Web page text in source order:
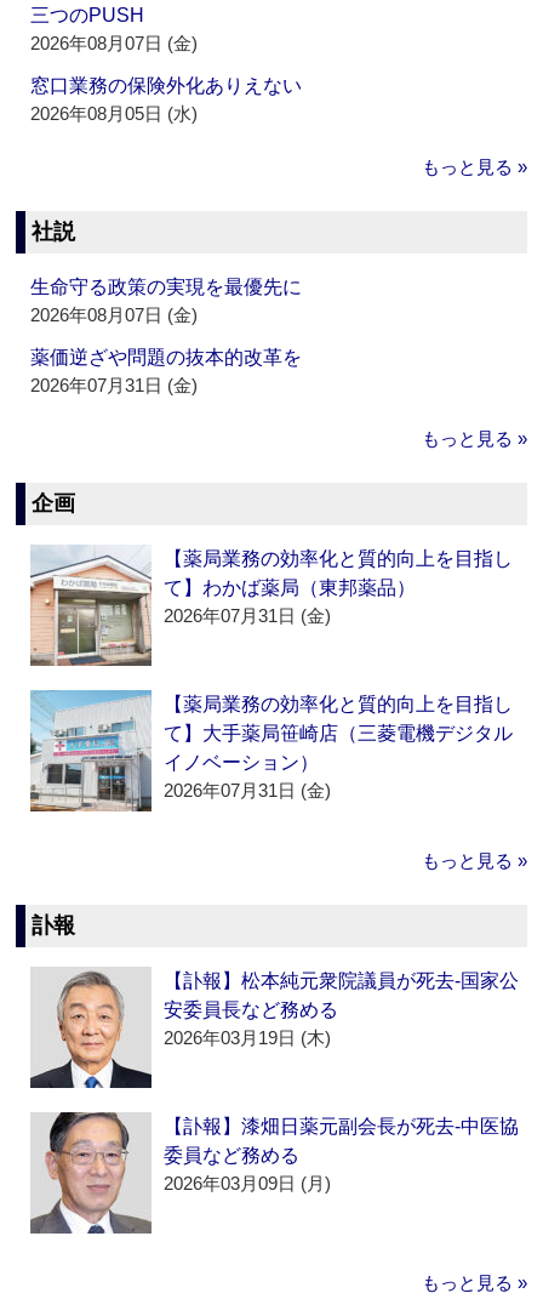
三つのPUSH
2026年08月07日 (金)
窓口業務の保険外化ありえない
2026年08月05日 (水)
もっと見る »
社説
生命守る政策の実現を最優先に
2026年08月07日 (金)
薬価逆ざや問題の抜本的改革を
2026年07月31日 (金)
もっと見る »
企画
【薬局業務の効率化と質的向上を目指し
て】わかば薬局（東邦薬品）
2026年07月31日 (金)
【薬局業務の効率化と質的向上を目指し
て】大手薬局笹崎店（三菱電機デジタル
イノベーション）
2026年07月31日 (金)
もっと見る »
訃報
【訃報】松本純元衆院議員が死去‐国家公
安委員長など務める
2026年03月19日 (木)
【訃報】漆畑日薬元副会長が死去‐中医協
委員など務める
2026年03月09日 (月)
もっと見る »